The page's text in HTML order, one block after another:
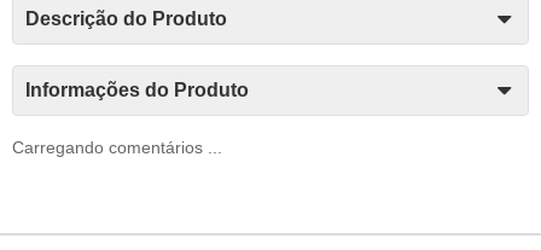
Descrição do Produto
Informações do Produto
Carregando comentários ...